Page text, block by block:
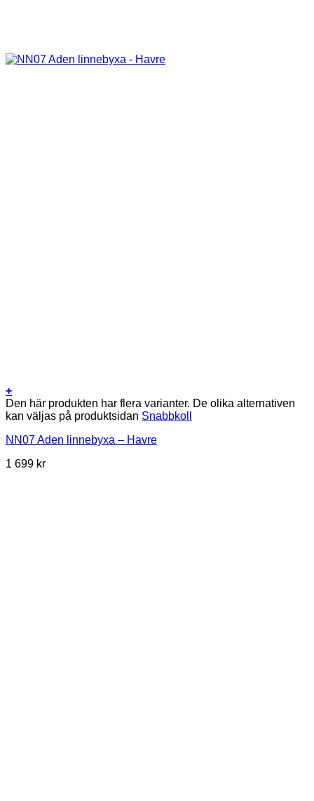
+
Den här produkten har flera varianter. De olika alternativen
kan väljas på produktsidan Snabbkoll
NN07 Aden linnebyxa – Havre
1 699 kr